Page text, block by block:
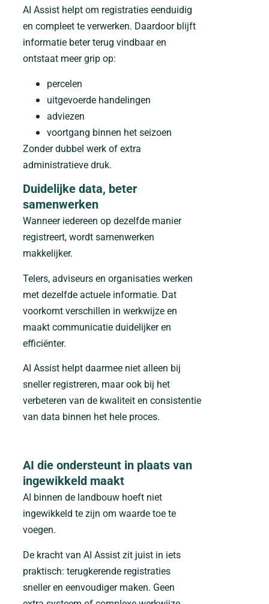
AI Assist helpt om registraties eenduidig
en compleet te verwerken. Daardoor blijft
informatie beter terug vindbaar en
ontstaat meer grip op:
percelen
uitgevoerde handelingen
adviezen
voortgang binnen het seizoen
Zonder dubbel werk of extra
administratieve druk.
Duidelijke data, beter
samenwerken
Wanneer iedereen op dezelfde manier
registreert, wordt samenwerken
makkelijker.
Telers, adviseurs en organisaties werken
met dezelfde actuele informatie. Dat
voorkomt verschillen in werkwijze en
maakt communicatie duidelijker en
efficiënter.
AI Assist helpt daarmee niet alleen bij
sneller registreren, maar ook bij het
verbeteren van de kwaliteit en consistentie
van data binnen het hele proces.
AI die ondersteunt in plaats van
ingewikkeld maakt
AI binnen de landbouw hoeft niet
ingewikkeld te zijn om waarde toe te
voegen.
De kracht van AI Assist zit juist in iets
praktisch: terugkerende registraties
sneller en eenvoudiger maken. Geen